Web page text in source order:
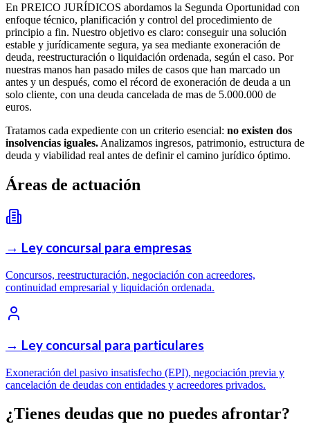
En PREICO JURÍDICOS abordamos la Segunda Oportunidad con
enfoque técnico, planificación y control del procedimiento de
principio a fin. Nuestro objetivo es claro: conseguir una solución
estable y jurídicamente segura, ya sea mediante exoneración de
deuda, reestructuración o liquidación ordenada, según el caso. Por
nuestras manos han pasado miles de casos que han marcado un
antes y un después, como el récord de exoneración de deuda a un
solo cliente, con una deuda cancelada de mas de 5.000.000 de
euros.
Tratamos cada expediente con un criterio esencial: no existen dos
insolvencias iguales. Analizamos ingresos, patrimonio, estructura de
deuda y viabilidad real antes de definir el camino jurídico óptimo.
Áreas de actuación
→ Ley concursal para empresas
Concursos, reestructuración, negociación con acreedores,
continuidad empresarial y liquidación ordenada.
→ Ley concursal para particulares
Exoneración del pasivo insatisfecho (EPI), negociación previa y
cancelación de deudas con entidades y acreedores privados.
¿Tienes deudas que no puedes afrontar?